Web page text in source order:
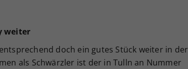
weiter
doch ein gutes Stück weiter in der
als Schwärzler ist der in Tulln an Nummer